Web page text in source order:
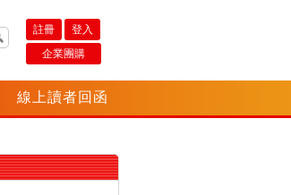
註冊
登入
企業團購
線上讀者回函